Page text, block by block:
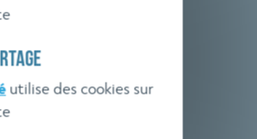
utilise des cookies sur